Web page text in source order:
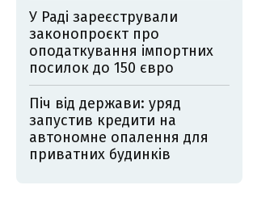
У Раді зареєстрували
законопроєкт про
оподаткування імпортних
посилок до 150 євро
Піч від держави: уряд
запустив кредити на
автономне опалення для
приватних будинків